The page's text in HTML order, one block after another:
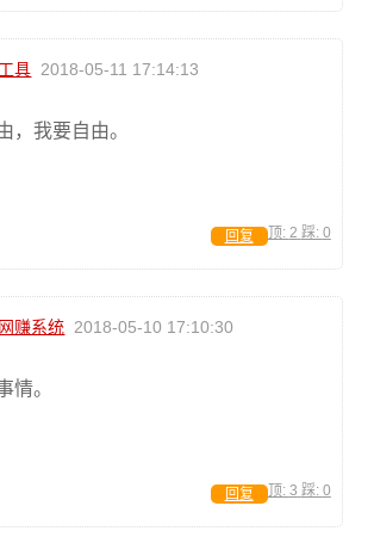
具 2018-05-11 17:14:13
，我要自由。
顶: 2 踩: 0
回复
赚系统 2018-05-10 17:10:30
情。
顶: 3 踩: 0
回复